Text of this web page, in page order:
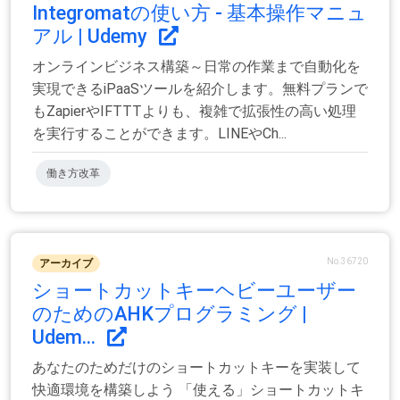
Integromatの使い方 - 基本操作マニュ
アル | Udemy
オンラインビジネス構築～日常の作業まで自動化を
実現できるiPaaSツールを紹介します。無料プランで
もZapierやIFTTTよりも、複雑で拡張性の高い処理
を実行することができます。LINEやCh...
働き方改革
アーカイブ No.36720
ショートカットキーヘビーユーザー
のためのAHKプログラミング |
Udem...
あなたのためだけのショートカットキーを実装して
快適環境を構築しよう 「使える」ショートカットキ